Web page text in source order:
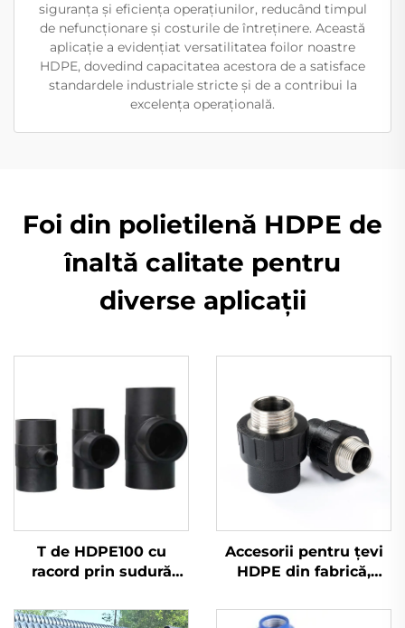
siguranța și eficiența operațiunilor, reducând timpul
de nefuncționare și costurile de întreținere. Această
aplicație a evidențiat versatilitatea foilor noastre
HDPE, dovedind capacitatea acestora de a satisface
standardele industriale stricte și de a contribui la
excelența operațională.
Foi din polietilenă HDPE de
înaltă calitate pentru
diverse aplicații
T de HDPE100 cu
racord prin sudură
Accesorii pentru țevi
HDPE din fabrică,